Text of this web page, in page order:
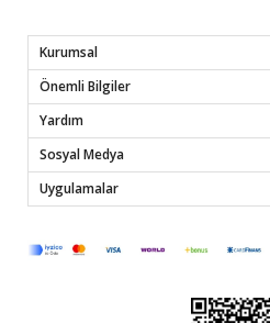
Kurumsal
Önemli Bilgiler
Yardım
Sosyal Medya
Uygulamalar